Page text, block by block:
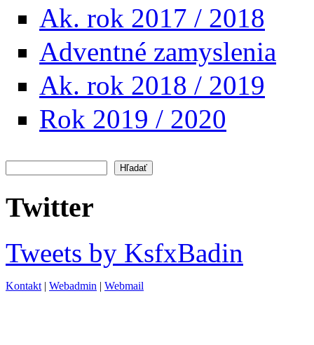
Ak. rok 2017 / 2018
Adventné zamyslenia
Ak. rok 2018 / 2019
Rok 2019 / 2020
Twitter
Tweets by KsfxBadin
Kontakt | Webadmin | Webmail